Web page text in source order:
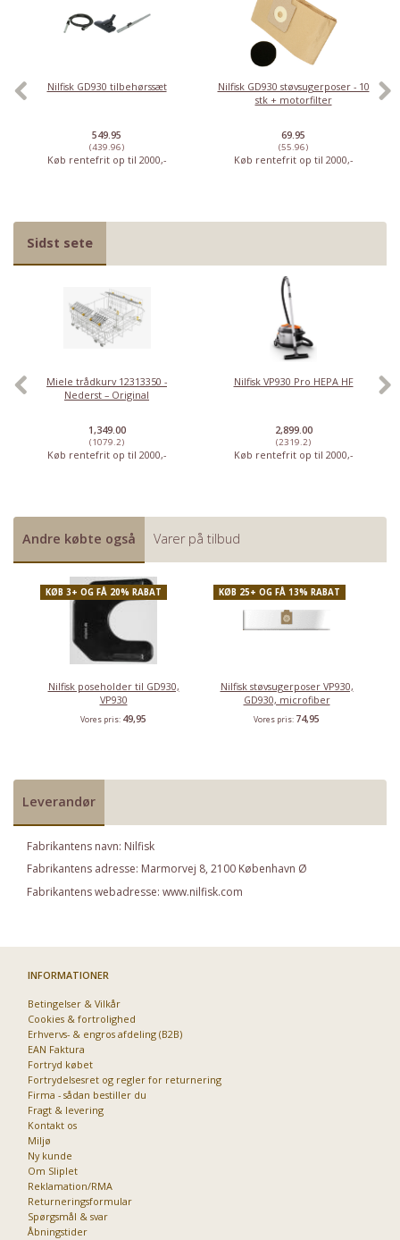
Nilfisk GD930 tilbehørssæt
549.95
(439.96)
Køb rentefrit op til 2000,-
Nilfisk GD930 støvsugerposer - 10
stk + motorfilter
69.95
(55.96)
Køb rentefrit op til 2000,-
Sidst sete
Miele trådkurv 12313350 -
Nederst – Original
1,349.00
(1079.2)
Køb rentefrit op til 2000,-
Nilfisk VP930 Pro HEPA HF
2,899.00
(2319.2)
Køb rentefrit op til 2000,-
Andre købte også Varer på tilbud
KØB 3+ OG FÅ 20% RABAT
Nilfisk poseholder til GD930,
VP930
Vores pris: 49,95
KØB 25+ OG FÅ 13% RABAT
Nilfisk støvsugerposer VP930,
GD930, microfiber
Vores pris: 74,95
Leverandør
Fabrikantens navn: Nilfisk
Fabrikantens adresse: Marmorvej 8, 2100 København Ø
Fabrikantens webadresse: www.nilfisk.com
INFORMATIONER
Betingelser & Vilkår
Cookies & fortrolighed
Erhvervs- & engros afdeling (B2B)
EAN Faktura
Fortryd købet
Fortrydelsesret og regler for returnering
Firma - sådan bestiller du
Fragt & levering
Kontakt os
Miljø
Ny kunde
Om Sliplet
Reklamation/RMA
Returneringsformular
Spørgsmål & svar
Åbningstider